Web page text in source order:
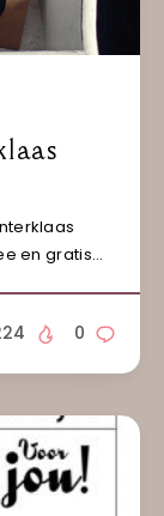
en gratis…
0